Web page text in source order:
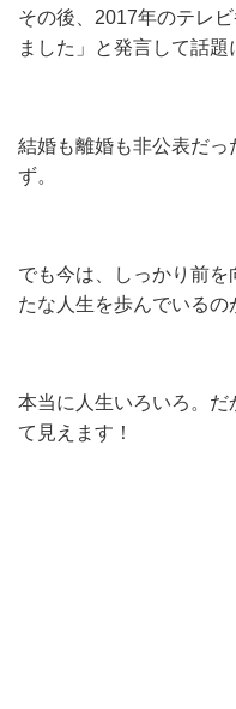
その後、2017年のテレ
ました」と発言して話題
結婚も離婚も非公表だ
ず。
でも今は、しっかり前
たな人生を歩んでいるの
本当に人生いろいろ。
て見えます！